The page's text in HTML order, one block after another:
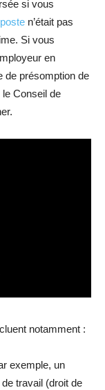
si vous
n’était pas
Si vous
en
de présomption de
Conseil de
notamment :
exemple, un
travail (droit de